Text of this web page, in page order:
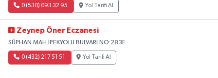
0 (530) 093 32 95 Yol Tarifi Al
Zeynep Öner Eczanesi
SÜPHAN MAH.İPEKYOLU BULVARI NO:283F
0 (432) 217 51 51 Yol Tarifi Al